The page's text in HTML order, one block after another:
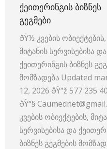
ᲥᲔᲘᲗᲔᲠᲘᲜᲒᲘᲡ ᲑᲘᲖᲜᲔᲡ
ᲒᲔᲒᲛᲔᲑᲘ
ðŸ½ კვების ობიექტების,
მიტანის სერვისებისა და
ქეითერინგის ბიზნეს
მომზადება Updated
12, 2026 ðŸ“ž 577 235
ðŸ“§
კვების ობიექტების,
სერვისებისა და
ბიზნეს გეგმების